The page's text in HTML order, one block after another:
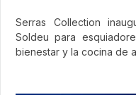
Serras Collection
Soldeu para
bienestar y la cocina de